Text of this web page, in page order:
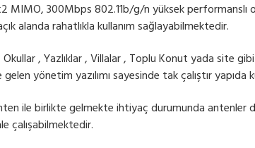
MIMO, 300Mbps 802.11b/g/n yüksek performanslı
alanda rahatlıkla kullanım sağlayabilmektedir.
Okullar , Yazlıklar , Villalar , Toplu Konut yada site
yönetim yazılımı sayesinde tak çalıştır yapıda
ile birlikte gelmekte ihtiyaç durumunda
çalışabilmektedir.